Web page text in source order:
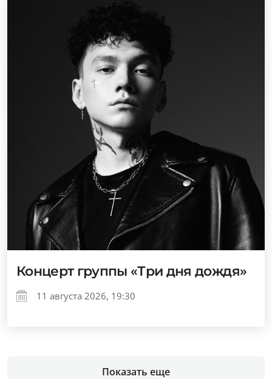
Концерт группы «Три дня дождя»
11 августа 2026, 19:30
Показать еще